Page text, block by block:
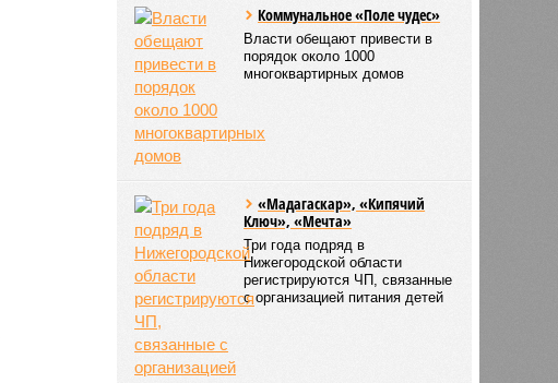
Коммунальное «Поле чудес»
Власти обещают привести в
порядок около 1000
многоквартирных домов
«Мадагаскар», «Кипячий
Ключ», «Мечта»
Три года подряд в
Нижегородской области
регистрируются ЧП, связанные
с организацией питания детей